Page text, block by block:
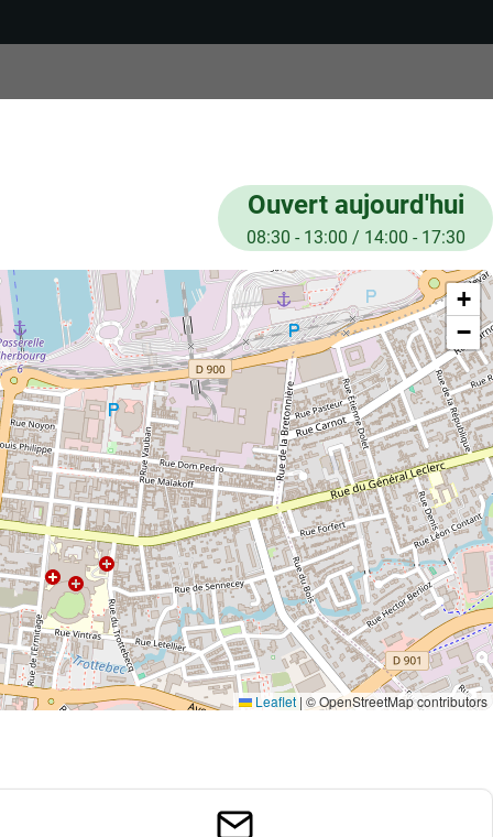
Ouvert aujourd'hui
08:30 - 13:00 / 14:00 - 17:30
+
−
Leaflet | © OpenStreetMap contributors